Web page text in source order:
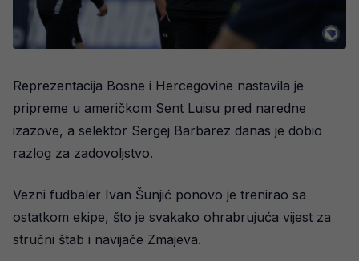
Reprezentacija Bosne i Hercegovine nastavila je
pripreme u američkom Sent Luisu pred naredne
izazove, a selektor Sergej Barbarez danas je dobio
razlog za zadovoljstvo.
Vezni fudbaler Ivan Šunjić ponovo je trenirao sa
ostatkom ekipe, što je svakako ohrabrujuća vijest za
stručni štab i navijače Zmajeva.